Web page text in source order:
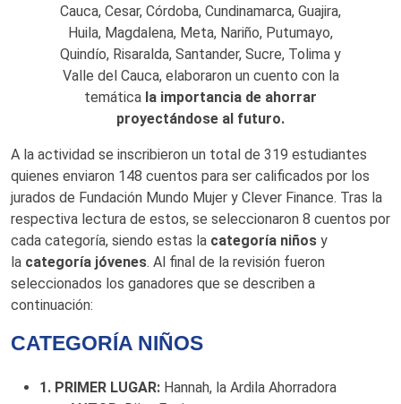
Cauca, Cesar, Córdoba, Cundinamarca, Guajira,
Huila, Magdalena, Meta, Nariño, Putumayo,
Quindío, Risaralda, Santander, Sucre, Tolima y
Valle del Cauca, elaboraron un cuento con la
temática la importancia de ahorrar
proyectándose al futuro.
A la actividad se inscribieron un total de 319 estudiantes
quienes enviaron 148 cuentos para ser calificados por los
jurados de Fundación Mundo Mujer y Clever Finance. Tras la
respectiva lectura de estos, se seleccionaron 8 cuentos por
cada categoría, siendo estas la categoría niños y
la categoría jóvenes. Al final de la revisión fueron
seleccionados los ganadores que se describen a
continuación:
CATEGORÍA NIÑOS
1. PRIMER LUGAR: Hannah, la Ardila Ahorradora